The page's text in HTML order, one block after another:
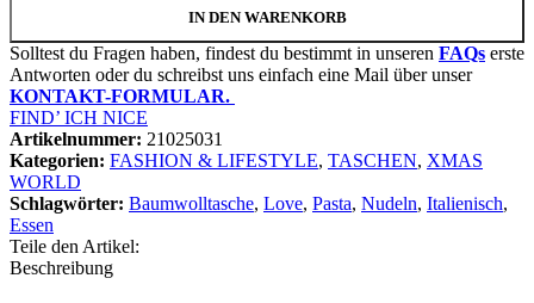
IN DEN WARENKORB
Solltest du Fragen haben, findest du bestimmt in unseren FAQs erste
Antworten oder du schreibst uns einfach eine Mail über unser
KONTAKT-FORMULAR.
FIND’ ICH NICE
Artikelnummer: 21025031
Kategorien: FASHION & LIFESTYLE, TASCHEN, XMAS
WORLD
Schlagwörter: Baumwolltasche, Love, Pasta, Nudeln, Italienisch,
Essen
Teile den Artikel:
Beschreibung